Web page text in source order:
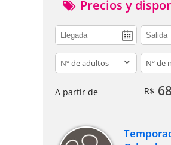
Precios y
adults
A partir de R$